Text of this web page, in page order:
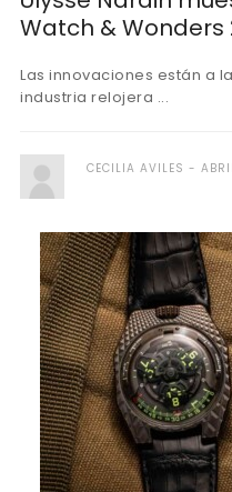
Watch & Wonders
Las innovaciones están a
industria relojera ...
CECILIA AVILES